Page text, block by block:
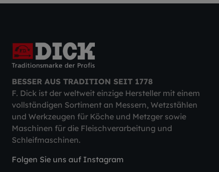
BESSER AUS TRADITION SEIT 1778
F. Dick ist der weltweit einzige Hersteller mit einem
vollständigen Sortiment an Messern, Wetzstählen
und Werkzeugen für Köche und Metzger sowie
Maschinen für die Fleischverarbeitung und
Schleifmaschinen.
Folgen Sie uns auf Instagram